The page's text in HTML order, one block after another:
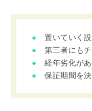
置いていく
第三者にも
経年劣化が
保証期間を